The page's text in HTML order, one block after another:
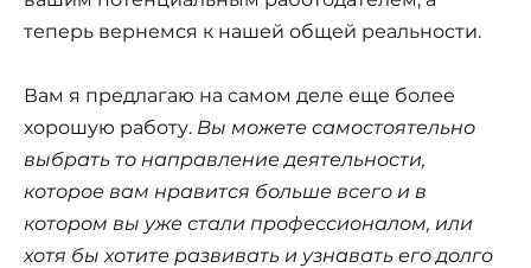
теперь вернемся к нашей общей реальности.
Вам я предлагаю на самом деле еще более
хорошую работу. Вы можете самостоятельно
выбрать то направление деятельности,
которое вам нравится больше всего и в
котором вы уже стали профессионалом, или
хотя бы хотите развивать и узнавать его долго